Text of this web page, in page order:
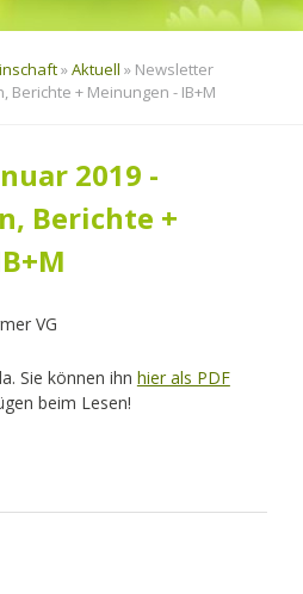
»Aktuell » Newsletter
Berichte + Meinungen - IB+M
2019 -
Berichte +
VG
Sie können ihn hier als PDF
beim Lesen!